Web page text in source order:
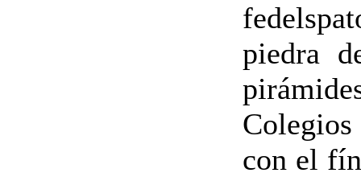
piedra
con el